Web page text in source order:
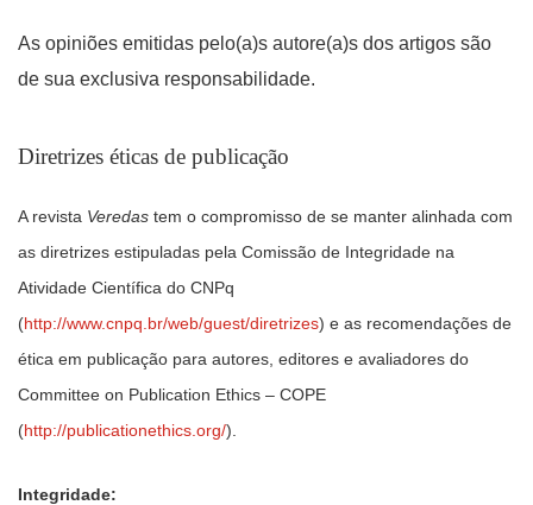
As opiniões emitidas pelo(a)s autore(a)s dos artigos são
de sua exclusiva responsabilidade.
Diretrizes éticas de publicação
A revista Veredas tem o compromisso de se manter alinhada com
as diretrizes estipuladas pela Comissão de Integridade na
Atividade Científica do CNPq
(http://www.cnpq.br/web/guest/diretrizes) e as recomendações de
ética em publicação para autores, editores e avaliadores do
Committee on Publication Ethics – COPE
(http://publicationethics.org/).
Integridade: